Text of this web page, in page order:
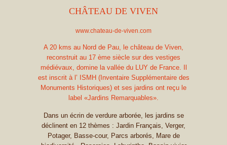
CHÂTEAU DE VIVEN
www.chateau-de-viven.com
A 20 kms au Nord de Pau, le château de Viven,
reconstruit au 17 ème siècle sur des vestiges
médiévaux, domine la vallée du LUY de France. Il
est inscrit à l’ ISMH (Inventaire Supplémentaire des
Monuments Historiques) et ses jardins ont reçu le
label «Jardins Remarquables».
Dans un écrin de verdure arborée, les jardins se
déclinent en 12 thèmes : Jardin Français, Verger,
Potager, Basse-cour, Parcs arborés, Mare de